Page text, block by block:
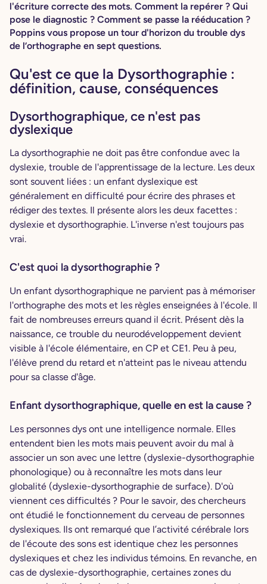
l'écriture correcte des mots. Comment la repérer ? Qui
pose le diagnostic ? Comment se passe la rééducation ?
Poppins vous propose un tour d'horizon du trouble dys
de l’orthographe en sept questions.
Qu'est ce que la Dysorthographie :
définition, cause, conséquences
Dysorthographique, ce n'est pas
dyslexique
La dysorthographie ne doit pas être confondue avec la
dyslexie, trouble de l'apprentissage de la lecture. Les deux
sont souvent liées : un enfant dyslexique est
généralement en difficulté pour écrire des phrases et
rédiger des textes. Il présente alors les deux facettes :
dyslexie et dysorthographie. L'inverse n'est toujours pas
vrai.
C'est quoi la dysorthographie ?
Un enfant dysorthographique ne parvient pas à mémoriser
l'orthographe des mots et les règles enseignées à l'école. Il
fait de nombreuses erreurs quand il écrit. Présent dès la
naissance, ce trouble du neurodéveloppement devient
visible à l'école élémentaire, en CP et CE1. Peu à peu,
l'élève prend du retard et n'atteint pas le niveau attendu
pour sa classe d'âge.
Enfant dysorthographique, quelle en est la cause ?
Les personnes dys ont une intelligence normale. Elles
entendent bien les mots mais peuvent avoir du mal à
associer un son avec une lettre (dyslexie-dysorthographie
phonologique) ou à reconnaître les mots dans leur
globalité (dyslexie-dysorthographie de surface). D'où
viennent ces difficultés ? Pour le savoir, des chercheurs
ont étudié le fonctionnement du cerveau de personnes
dyslexiques. Ils ont remarqué que l’activité cérébrale lors
de l'écoute des sons est identique chez les personnes
dyslexiques et chez les individus témoins. En revanche, en
cas de dyslexie-dysorthographie, certaines zones du